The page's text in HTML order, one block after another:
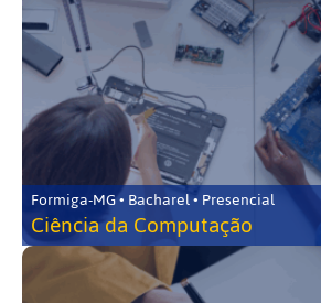
Formiga-MG • Bacharel • Presencial
Ciência da Computação